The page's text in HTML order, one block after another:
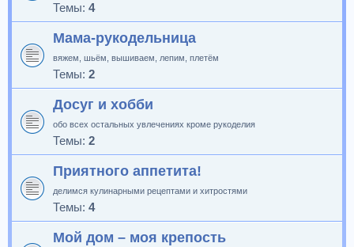
Темы: 4
Мама-рукодельница
вяжем, шьём, вышиваем, лепим, плетём
Темы: 2
Досуг и хобби
обо всех остальных увлечениях кроме рукоделия
Темы: 2
Приятного аппетита!
делимся кулинарными рецептами и хитростями
Темы: 4
Мой дом – моя крепость